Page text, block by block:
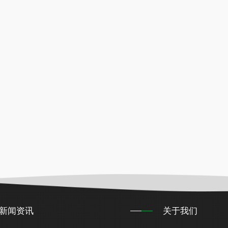
闻资讯 关于我们